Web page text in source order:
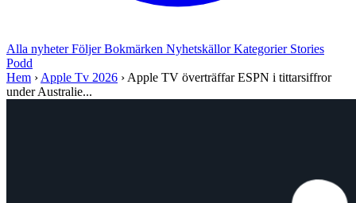
Alla nyheterFöljerBokmärken NyhetskällorKategorier Stories
Podd
Hem › Apple Tv 2026 › Apple TV överträffar ESPN i tittarsiffror
under Australie...